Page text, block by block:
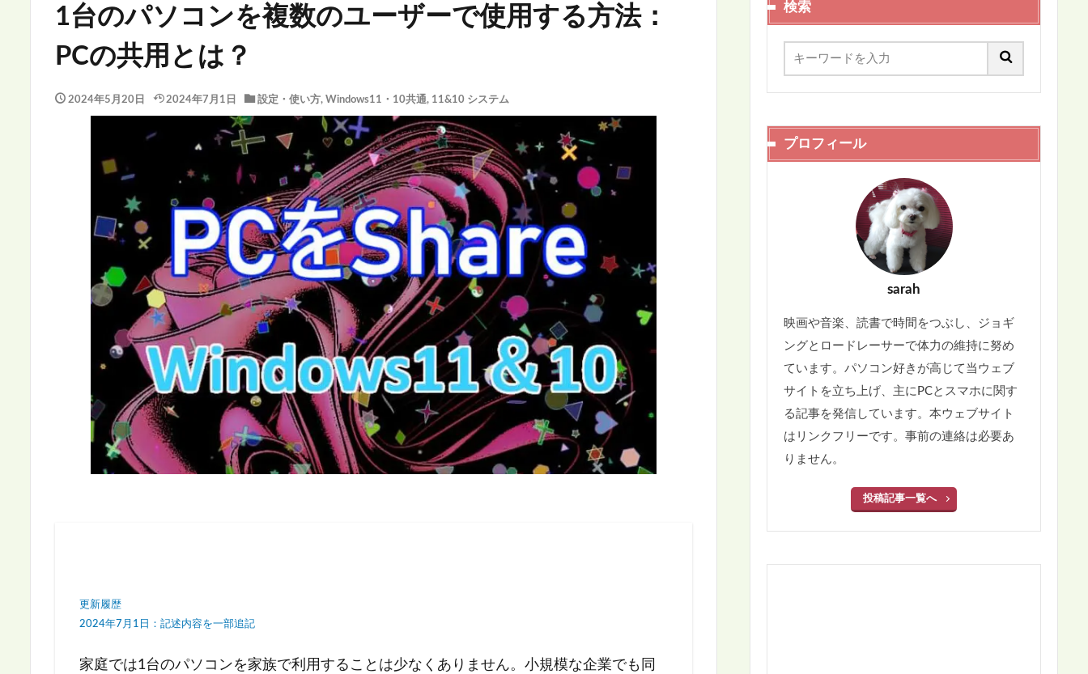
1台のパソコンを複数のユーザーで使用する方法：
PCの共用とは？
2024年5月20日 2024年7月1日 設定・使い方, Windows11・10共通, 11&10 システム
更新履歴
2024年7月1日：記述内容を一部追記
家庭では1台のパソコンを家族で利用することは少なくありません。小規模な企業でも同
検索
プロフィール
sarah
映画や音楽、読書で時間をつぶし、ジョギ
ングとロードレーサーで体力の維持に努め
ています。パソコン好きが高じて当ウェブ
サイトを立ち上げ、主にPCとスマホに関す
る記事を発信しています。本ウェブサイト
はリンクフリーです。事前の連絡は必要あ
りません。
投稿記事一覧へ